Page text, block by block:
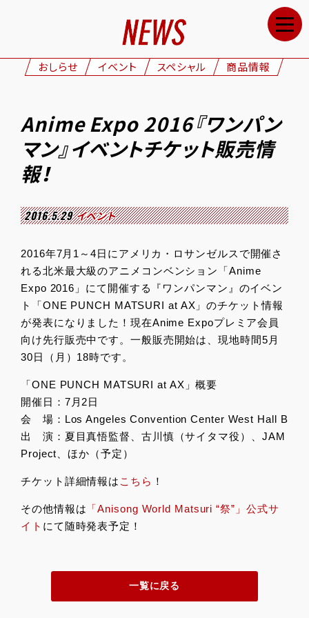
NEWS
STAFF&CAST
CHARACTERS
ONAIR
MOVIE
SPECIAL
GALLERY
おしらせ イベント スペシャル 商品情報
Anime Expo 2016『ワンパン
マン』イベントチケット販売情
報！
2016.5.29 イベント
2016年7月1～4日にアメリカ・ロサンゼルスで開催さ
れる北米最大級のアニメコンベンション「Anime
Expo 2016」にて開催する『ワンパンマン』のイベン
ト「ONE PUNCH MATSURI at AX」のチケット情報
が発表になりました！現在Anime Expoプレミア会員
向け先行販売中です。一般販売開始は、現地時間5月
30日（月）18時です。
「ONE PUNCH MATSURI at AX」概要
開催日：7月2日
会 場：Los Angeles Convention Center West Hall B
出 演：夏目真悟監督、古川慎（サイタマ役）、JAM
Project、ほか（予定）
チケット詳細情報は こちら ！
その他情報は 「Anisong World Matsuri “祭”」公式サ
イト にて随時発表予定！
一覧に戻る